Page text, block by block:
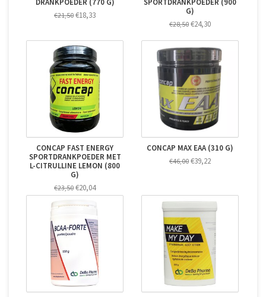
DRANKPOEDER (770 G)
€21,50 €18,33
SPORTDRANKPOEDER (900
G)
€28,50 €24,30
CONCAP FAST ENERGY
SPORTDRANKPOEDER MET
L-CITRULLINE LEMON (800
G)
€23,50 €20,04
CONCAP MAX EAA (310 G)
€46,00 €39,22